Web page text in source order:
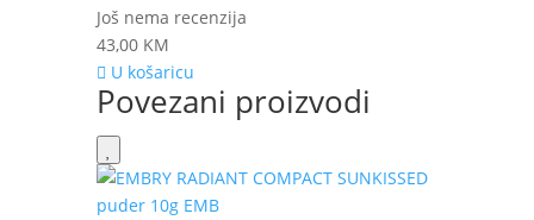
Još nema recenzija
43,00 KM
U košaricu
Povezani proizvodi